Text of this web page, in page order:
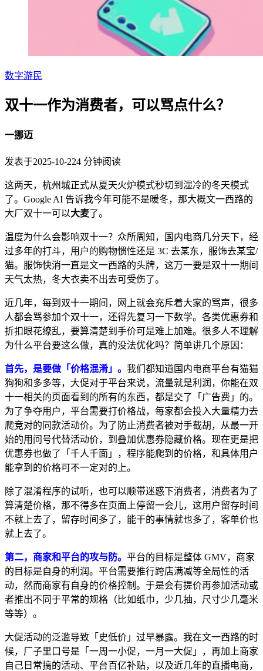
数字游民
双十一作为消费者，可以骂点什么？
一挪迈
发表于2025-10-224 分钟阅读
这两天，杭州城正式从夏天火炉模式秒切到湿冷的冬天模式
了。Google AI 告诉我今年可能不是暖冬，那大概文一西路的
大厂双十一可以大麦了。
温度为什么会影响双十一？众所周知，国内电商几分天下，经
过多年的打斗，用户的购物惯性还是 3C 去某东，服饰去某宝/
猫。服饰快消一直是文一西路的头牌，这万一要是双十一期间
天气太热，冬大衣卖不出去可受伤了。
近几年，每到双十一期间，网上就会充斥着大家的骂声，很多
人都会骂参加个双十一，还得先复习一下数学。各类优惠券和
折扣眼花缭乱，要算清楚到手价可是难上加难。很多人不理解
为什么平台要这么做，真的没法优化吗？简单讲几个原因：
首先，是要做「价格混淆」。 我们都知道国内电商平台有猫猫
狗狗和多多等，大促对于平台来说，流量就是利润，你能在双
十一相关的页面看到的所有的东西，都是交了「广告费」的。
为了争夺用户，平台需要打价格战，每家都会投入大量精力去
爬竞对的同款活动价。为了防止消费者被对手截胡，从最一开
始的用问号代替活动价，到叠加优惠券隐藏价格。现在更是把
优惠券也做了「千人千面」，程序能爬到的价格，和具体用户
能拿到的价格可不一定对的上。
除了混淆程序的试听，也可以顺带迷惑下消费者，消费者为了
算清楚价格，那不得多在页面上停留一会儿，这用户留存时间
不就上去了，留存时间多了，能干的事情就也多了，客单价也
就上去了。
第二，商家和平台的攻与防。 平台的目标是整体 GMV，商家
的目标是自身的利润。平台需要推行跨店满减等全局性的活
动，然而商家有自身的价格控制。于是会有提价再参加活动或
者推出不同于平常的规格（比如纸巾，少几抽，尺寸少几毫米
等等）。
大促活动的泛滥导致「史低价」过早暴露。我在文一西路的时
候，厂子里口号是「一周一小促，一月一大促」，再加上商家
自己日常搞的活动、平台百亿补贴，以及近几年的直播电商，